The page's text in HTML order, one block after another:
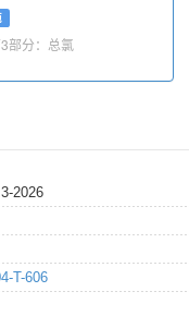
部分：总氯
2026
T-606